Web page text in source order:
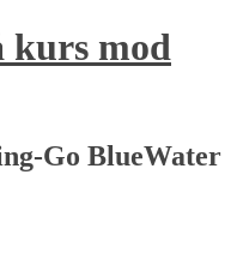
kurs mod
Go BlueWater